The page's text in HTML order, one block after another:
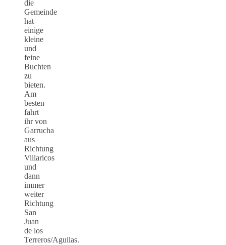
die
Gemeinde
hat
einige
kleine
und
feine
Buchten
zu
bieten.
Am
besten
fahrt
ihr von
Garrucha
aus
Richtung
Villaricos
und
dann
immer
weiter
Richtung
San
Juan
de los
Terreros/Aguilas.